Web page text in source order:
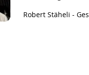
Robert Stäheli -